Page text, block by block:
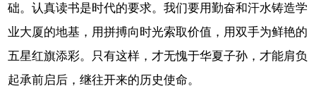
础。认真读书是时代的要求。我们要用勤奋和汗水铸造学
业大厦的地基，用拼搏向时光索取价值，用双手为鲜艳的
五星红旗添彩。只有这样，才无愧于华夏子孙，才能肩负
起承前启后，继往开来的历史使命。